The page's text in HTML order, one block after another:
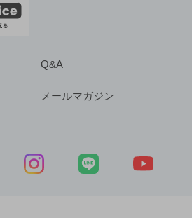
Q&A
メールマガジン